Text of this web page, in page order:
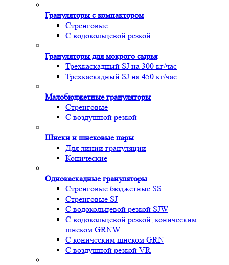
Грануляторы с компактором
Стренговые
С водокольцевой резкой
Грануляторы для мокрого сырья
Трехкаскадный SJ на 300 кг/час
Трехкаскадный SJ на 450 кг/час
Малобюджетные грануляторы
Стренговые
С воздушной резкой
Шнеки и шнековые пары
Для линии грануляции
Конические
Однокаскадные грануляторы
Стренговые бюджетные SS
Стренговые SJ
С водокольцевой резкой SJW
С водокольцевой резкой, коническим
шнеком GRNW
С коническим шнеком GRN
С воздушной резкой VR